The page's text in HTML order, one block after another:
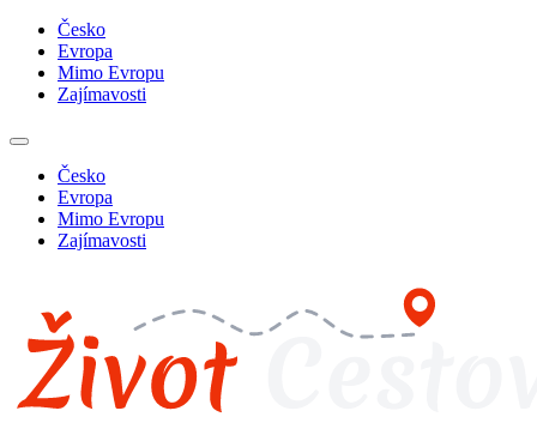
Česko
Evropa
Mimo Evropu
Zajímavosti
Česko
Evropa
Mimo Evropu
Zajímavosti